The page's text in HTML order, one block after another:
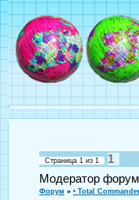
Страница 1 из 1
1
Модератор
Форум » • Total